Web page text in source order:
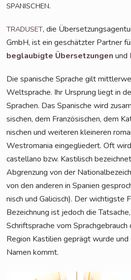
SPANISCHEN.
TRADUSET, die
GmbH, ist ein geschätz­ter Part­ner
beglau­big­te Über­set­zun­gen und
Die spa­ni­sche Spra­che gilt
Welt­spra­che. Ihr Ursprung liegt in
Spra­chen. Das Spa­ni­sche wird
si­schen, dem Fran­zö­si­schen, dem
ni­schen und wei­te­ren klei­ne­ren
West­ro­ma­nia ein­ge­glie­dert. Oft
cas­tel­lano bzw. Kas­ti­lisch
Abgren­zung von der
von den ande­ren in Spa­ni­en
nisch und Gali­cisch). Der wich­tigs­te
Bezeich­nung ist jedoch die
Schrift­spra­che vom
Regi­on Kas­ti­li­en geprägt wur­de und
Namen kommt.